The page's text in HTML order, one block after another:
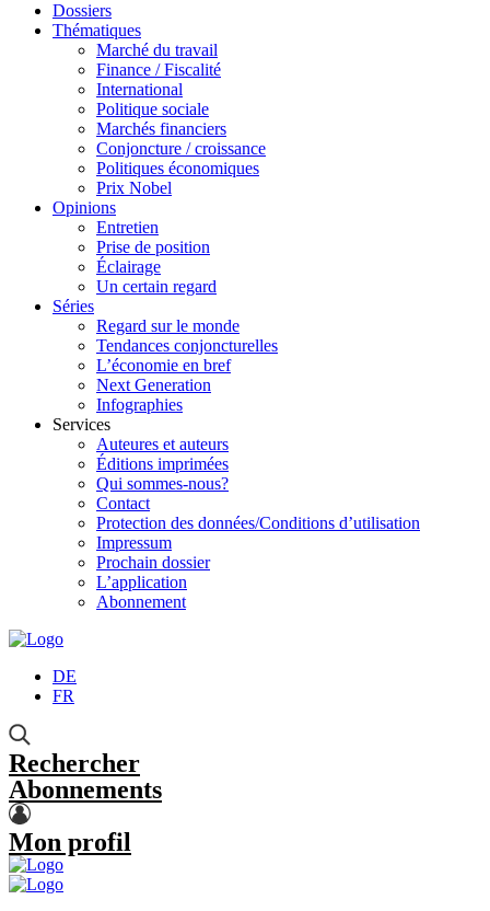
Dossiers
Thématiques
Marché du travail
Finance / Fiscalité
International
Politique sociale
Marchés financiers
Conjoncture / croissance
Politiques économiques
Prix Nobel
Opinions
Entretien
Prise de position
Éclairage
Un certain regard
Séries
Regard sur le monde
Tendances conjoncturelles
L’économie en bref
Next Generation
Infographies
Services
Auteures et auteurs
Éditions imprimées
Qui sommes-nous?
Contact
Protection des données/Conditions d’utilisation
Impressum
Prochain dossier
L’application
Abonnement
DE
FR
Rechercher
Abonnements
Mon profil